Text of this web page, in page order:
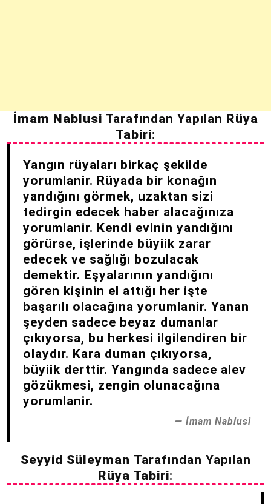
İmam Nablusi Tarafından Yapılan Rüya
Tabiri:
Yangın rüyaları birkaç şekilde
yorumlanir. Rüyada bir konağın
yandığını görmek, uzaktan sizi
tedirgin edecek haber alacağınıza
yorumlanir. Kendi evinin yandığını
görürse, işlerinde büyiik zarar
edecek ve sağlığı bozulacak
demektir. Eşyalarının yandığını
gören kişinin el attığı her işte
başarılı olacağına yorumlanir. Yanan
şeyden sadece beyaz dumanlar
çıkıyorsa, bu herkesi ilgilendiren bir
olaydır. Kara duman çıkıyorsa,
büyiik derttir. Yangında sadece alev
gözükmesi, zengin olunacağına
yorumlanir.
İmam Nablusi
Seyyid Süleyman Tarafından Yapılan
Rüya Tabiri: